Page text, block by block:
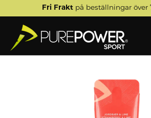
HOPPA TILL INNEHÅLL
Fri Fraktpå beställningar över
Sökning
Energy Gel Koffein Jordgubb/Lime 40 g